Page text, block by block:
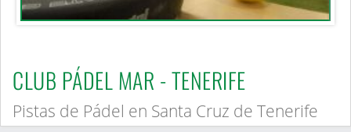
CLUB PÁDEL MAR - TENERIFE
Pistas de Pádel en Santa Cruz de Tenerife